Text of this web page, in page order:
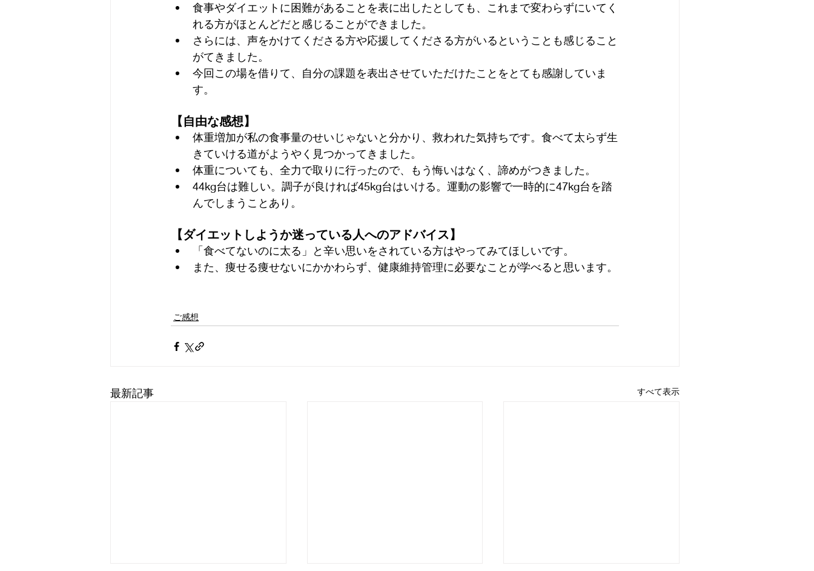
食事やダイエットに困難があることを表に出したとしても、これまで変わらずにいてく
れる方がほとんどだと感じることができました。
さらには、声をかけてくださる方や応援してくださる方がいるということも感じること
がてきました。
今回この場を借りて、自分の課題を表出させていただけたことをとても感謝していま
す。
【自由な感想】
体重増加が私の食事量のせいじゃないと分かり、救われた気持ちです。食べて太らず生
きていける道がようやく見つかってきました。
体重についても、全力で取りに行ったので、もう悔いはなく、諦めがつきました。
44kg台は難しい。調子が良ければ45kg台はいける。運動の影響で一時的に47kg台を踏
んでしまうことあり。
【ダイエットしようか迷っている人へのアドバイス】
「食べてないのに太る」と辛い思いをされている方はやってみてほしいです。
また、痩せる痩せないにかかわらず、健康維持管理に必要なことが学べると思います。
ご感想
最新記事 すべて表示